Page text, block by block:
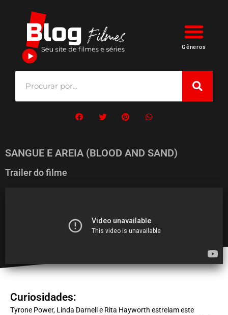
Gêneros
SANGUE E AREIA (BLOOD AND SAND)
Trailer do filme
Curiosidades:
Tyrone Power, Linda Darnell e Rita Hayworth estrelam este